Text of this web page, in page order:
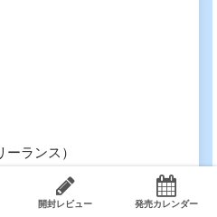
ランス）
Netflix。バックパック1つで
開封レビュー 発売カレンダー